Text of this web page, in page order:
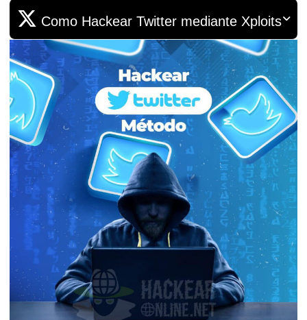
Como Hackear Twitter mediante Xploits